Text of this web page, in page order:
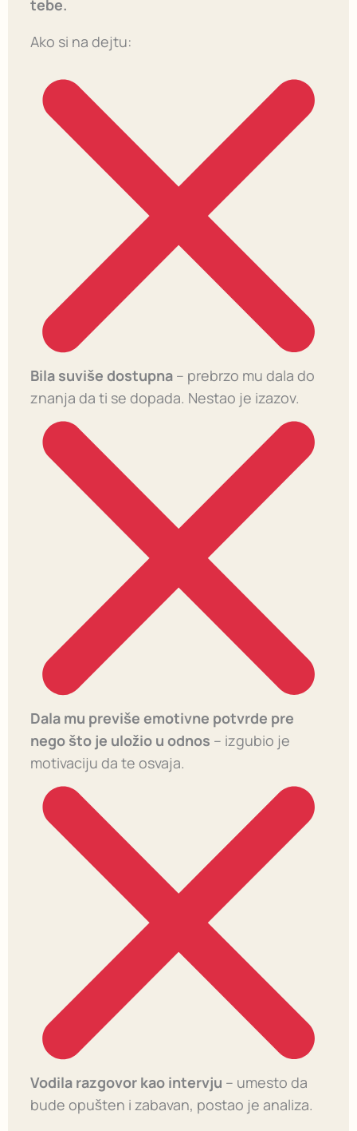
tebe.
Ako si na dejtu:
Bila suviše dostupna– prebrzo mu dala do
znanja da ti se dopada. Nestao je izazov.
Dala mu previše emotivne potvrde pre
nego što je uložio u odnos – izgubio je
motivaciju da te osvaja.
Vodila razgovor kao intervju – umesto da
bude opušten i zabavan, postao je analiza.